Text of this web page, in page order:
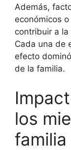
Además,
económicos
contribuir a
Cada una de
efecto
de la familia.
los
familia